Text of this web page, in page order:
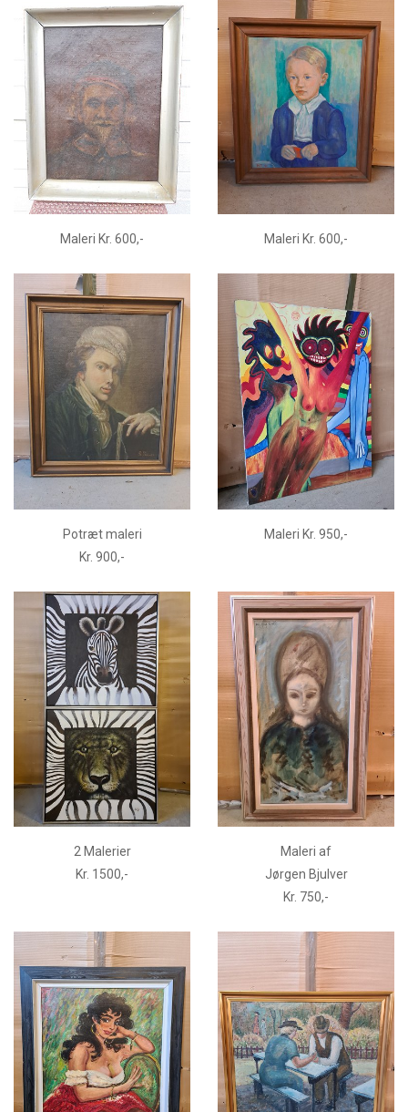
Maleri Kr. 600,- Maleri Kr. 600,-
Potræt maleri
Kr. 900,-
Maleri Kr. 950,-
2 Malerier
Kr. 1500,-
Maleri af
Jørgen Bjulver
Kr. 750,-